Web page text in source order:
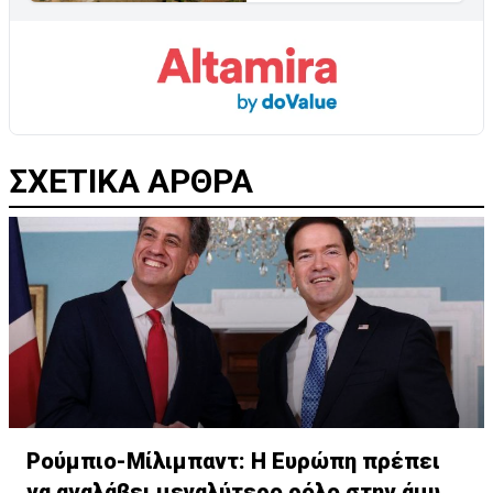
ΣΧΕΤΙΚΑ ΑΡΘΡΑ
Ρούμπιο-Μίλιμπαντ: Η Ευρώπη πρέπει